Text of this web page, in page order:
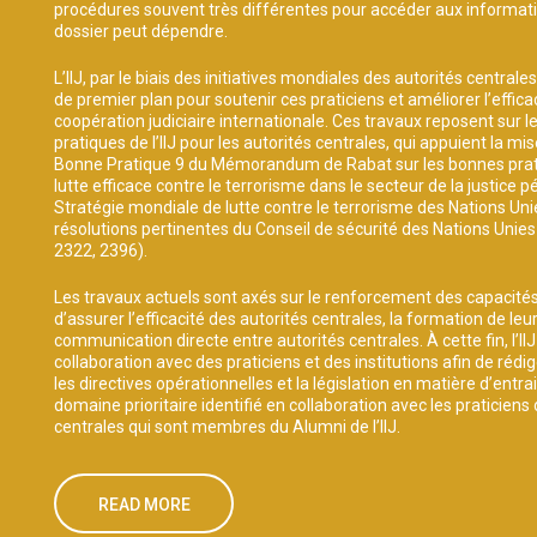
procédures souvent très différentes pour accéder aux
dossier peut dépendre.
L’IIJ, par le biais des initiatives mondiales des autorités
de premier plan pour soutenir ces praticiens et améliorer
coopération judiciaire internationale. Ces travaux reposent sur
pratiques de l’IIJ pour les autorités centrales, qui appuient la
Bonne Pratique 9 du Mémorandum de Rabat sur les bonnes
lutte efficace contre le terrorisme dans le secteur de la justice
Stratégie mondiale de lutte contre le terrorisme des Nations
résolutions pertinentes du Conseil de sécurité des Nations
2322, 2396).
Les travaux actuels sont axés sur le renforcement des
d’assurer l’efficacité des autorités centrales, la formation de
communication directe entre autorités centrales. À cette fin,
collaboration avec des praticiens et des institutions afin de
les directives opérationnelles et la législation en matière
domaine prioritaire identifié en collaboration avec les praticiens
centrales qui sont membres du Alumni de l’IIJ.
READ MORE